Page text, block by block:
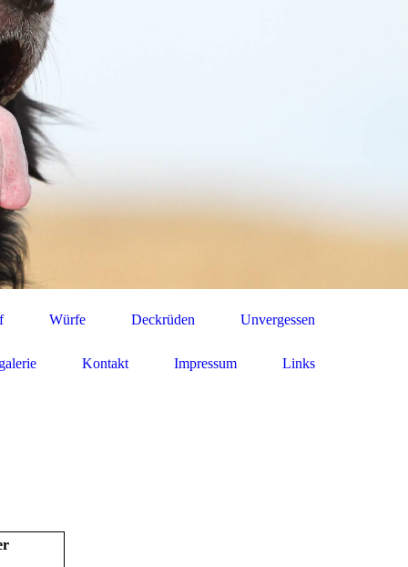
Würfe Deckrüden Unvergessen
Kontakt Impressum Links